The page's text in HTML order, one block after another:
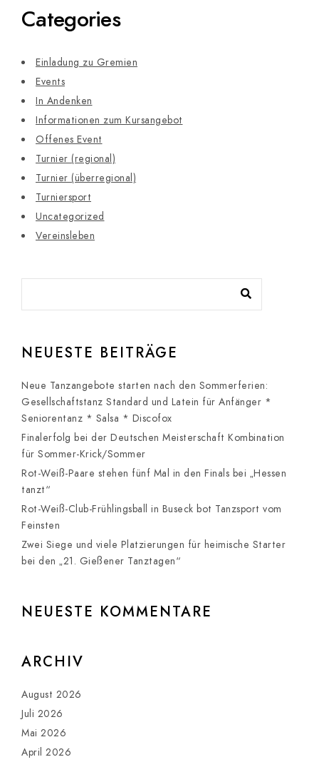
Categories
Einladung zu Gremien
Events
In Andenken
Informationen zum Kursangebot
Offenes Event
Turnier (regional)
Turnier (überregional)
Turniersport
Uncategorized
Vereinsleben
NEUESTE BEITRÄGE
Neue Tanzangebote starten nach den Sommerferien:
Gesellschaftstanz Standard und Latein für Anfänger *
Seniorentanz * Salsa * Discofox
Finalerfolg bei der Deutschen Meisterschaft Kombination
für Sommer-Krick/Sommer
Rot-Weiß-Paare stehen fünf Mal in den Finals bei „Hessen
tanzt“
Rot-Weiß-Club-Frühlingsball in Buseck bot Tanzsport vom
Feinsten
Zwei Siege und viele Platzierungen für heimische Starter
bei den „21. Gießener Tanztagen“
NEUESTE KOMMENTARE
ARCHIV
August 2026
Juli 2026
Mai 2026
April 2026